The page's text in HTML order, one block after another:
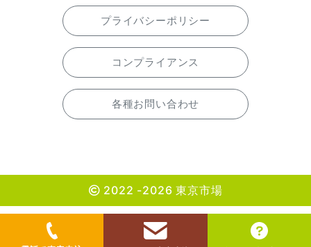
プライバシーポリシー
コンプライアンス
各種お問い合わせ
2022 -2026 東京市場